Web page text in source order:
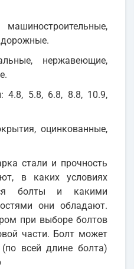
нержавеющие,
4.8, 5.8, 6.8, 8.8, 10.9,
оцинкованные,
стали и прочность
в каких условиях
болты и какими
они обладают.
при выборе болтов
части. Болт может
всей длине болта)